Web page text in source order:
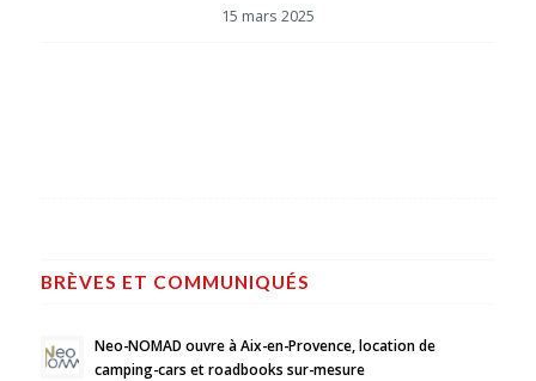
15 mars 2025
BRÈVES ET COMMUNIQUÉS
Neo-NOMAD ouvre à Aix-en-Provence, location de
camping-cars et roadbooks sur-mesure